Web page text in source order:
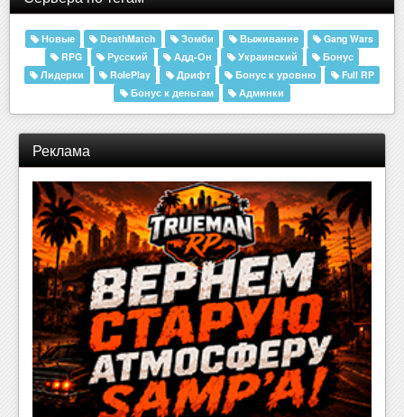
Новые DeathMatch Зомби Выживание
Gang Wars
RPG
Русский Адд-Он Украинский
Бонус
Лидерки
RolePlay Дрифт Бонус к уровню
Full RP
Бонус к деньгам
Админки
Реклама